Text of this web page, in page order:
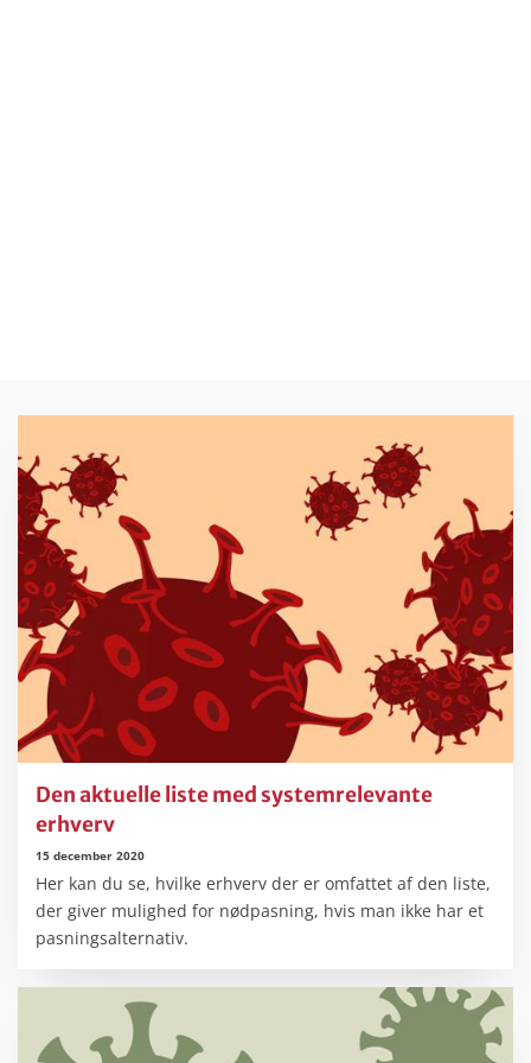
Den aktuelle liste med systemrelevante
erhverv
15 december 2020
Her kan du se, hvilke erhverv der er omfattet af den liste,
der giver mulighed for nødpasning, hvis man ikke har et
pasningsalternativ.